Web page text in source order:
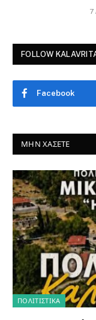
7
FOLLOW
Facebook
ΜΗΝ ΧΆΣΕΤΕ
ΠΟΛΙΤΙΣΤΙΚΑ